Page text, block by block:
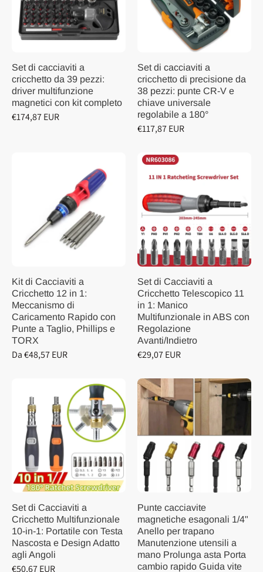
Set di cacciaviti a
cricchetto da 39 pezzi:
driver multifunzione
magnetici con kit completo
€174,87 EUR
Set di cacciaviti a
cricchetto di precisione da
38 pezzi: punte CR-V e
chiave universale
regolabile a 180°
€117,87 EUR
Kit di Cacciaviti a
Cricchetto 12 in 1:
Meccanismo di
Caricamento Rapido con
Punte a Taglio, Phillips e
TORX
Da €48,57 EUR
Set di Cacciaviti a
Cricchetto Telescopico 11
in 1: Manico
Multifunzionale in ABS con
Regolazione
Avanti/Indietro
€29,07 EUR
Set di Cacciaviti a
Cricchetto Multifunzionale
10-in-1: Portatile con Testa
Nascosta e Design Adatto
agli Angoli
€50,67 EUR
Punte cacciavite
magnetiche esagonali 1/4"
Anello per trapano
Manutenzione utensili a
mano Prolunga asta Porta
cambio rapido Guida vite